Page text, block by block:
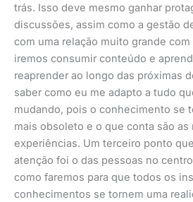
trás. Isso deve mesmo ganhar
discussões, assim como a gestão
com uma relação muito grande com
iremos consumir conteúdo e
reaprender ao longo das próximas
saber como eu me adapto a tudo
mudando, pois o conhecimento se
mais obsoleto e o que conta são as
experiências. Um terceiro ponto
atenção foi o das pessoas no
como faremos para que todos os
conhecimentos se tornem uma